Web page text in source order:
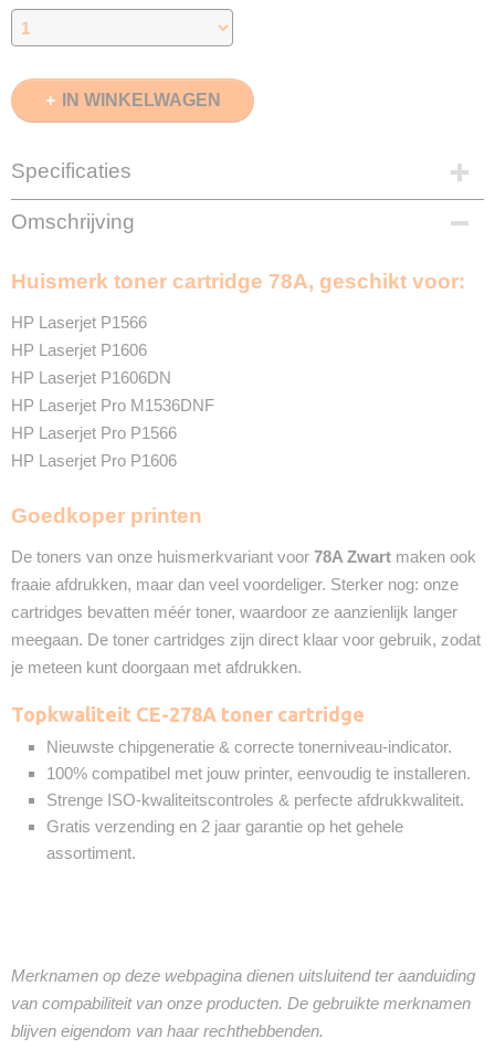
IN WINKELWAGEN
Specificaties
EAN code
8720153534802
2500 Pagina's
InktDL®
Verzendmethode
Pakketpost
Garantie
2 Jaar
Recyclebaar
Omschrijving
Huismerk toner cartridge 78A, geschikt voor:
HP Laserjet P1566
HP Laserjet P1606
HP Laserjet P1606DN
HP Laserjet Pro M1536DNF
HP Laserjet Pro P1566
HP Laserjet Pro P1606
Goedkoper printen
De toners van onze huismerkvariant voor 78A Zwart maken ook
fraaie afdrukken, maar dan veel voordeliger. Sterker nog: onze
cartridges bevatten méér toner, waardoor ze aanzienlijk langer
meegaan. De toner cartridges zijn direct klaar voor gebruik, zodat
je meteen kunt doorgaan met afdrukken.
Topkwaliteit CE-278A toner cartridge
Nieuwste chipgeneratie & correcte tonerniveau-indicator.
100% compatibel met jouw printer, eenvoudig te installeren.
Strenge ISO-kwaliteitscontroles & perfecte afdrukkwaliteit.
Gratis verzending en 2 jaar garantie op het gehele
assortiment.
Merknamen op deze webpagina dienen uitsluitend ter aanduiding
van compabiliteit van onze producten. De gebruikte merknamen
blijven eigendom van haar rechthebbenden.